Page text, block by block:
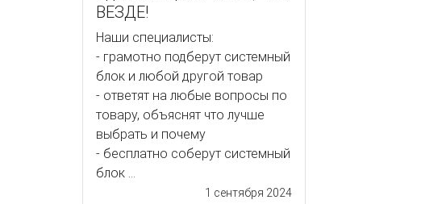
ВЕЗДЕ!
Наши специалисты:
- грамотно подберут системный
блок и любой другой товар
- ответят на любые вопросы по
товару, объяснят что лучше
выбрать и почему
- бесплатно соберут системный
блок ...
1 сентября 2024